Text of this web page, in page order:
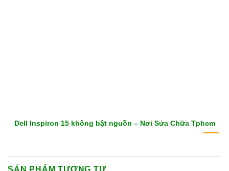
Dell Inspiron 15 không bật nguồn – Nơi Sửa Chữa Tphcm
SẢN PHẨM TƯƠNG TỰ